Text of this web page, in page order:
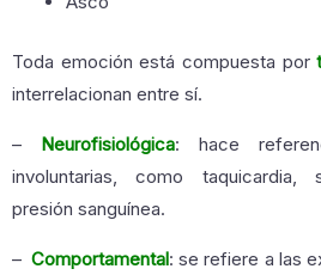
Toda emoción está compuesta por
interrelacionan entre sí.
– Neurofisiológica: hace
involuntarias, como taquicardia,
presión sanguínea.
–Comportamental: se refiere a las